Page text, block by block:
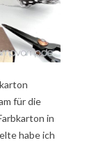
für die
in
habe ich